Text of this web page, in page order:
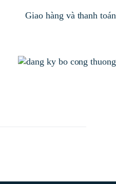
Giao hàng và thanh toán